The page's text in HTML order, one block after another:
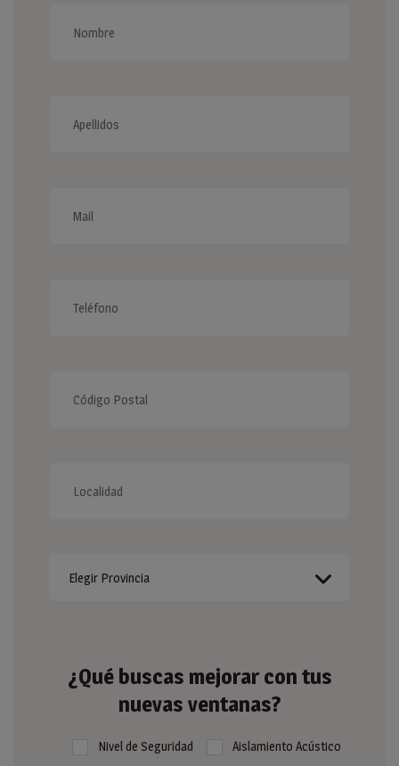
¿Qué buscas mejorar con tus
nuevas ventanas?
Nivel de Seguridad
Aislamiento Acústico